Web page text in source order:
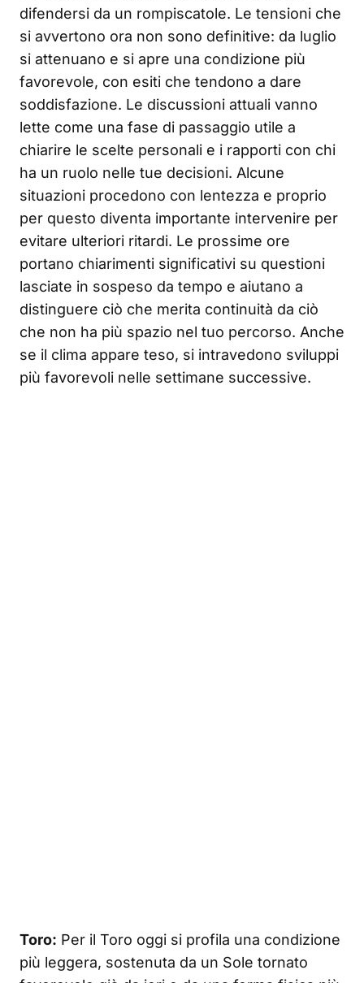
difendersi da un rompiscatole. Le tensioni che
si avvertono ora non sono definitive: da luglio
si attenuano e si apre una condizione più
favorevole, con esiti che tendono a dare
soddisfazione. Le discussioni attuali vanno
lette come una fase di passaggio utile a
chiarire le scelte personali e i rapporti con chi
ha un ruolo nelle tue decisioni. Alcune
situazioni procedono con lentezza e proprio
per questo diventa importante intervenire per
evitare ulteriori ritardi. Le prossime ore
portano chiarimenti significativi su questioni
lasciate in sospeso da tempo e aiutano a
distinguere ciò che merita continuità da ciò
che non ha più spazio nel tuo percorso. Anche
se il clima appare teso, si intravedono sviluppi
più favorevoli nelle settimane successive.
Toro: Per il Toro oggi si profila una condizione
più leggera, sostenuta da un Sole tornato